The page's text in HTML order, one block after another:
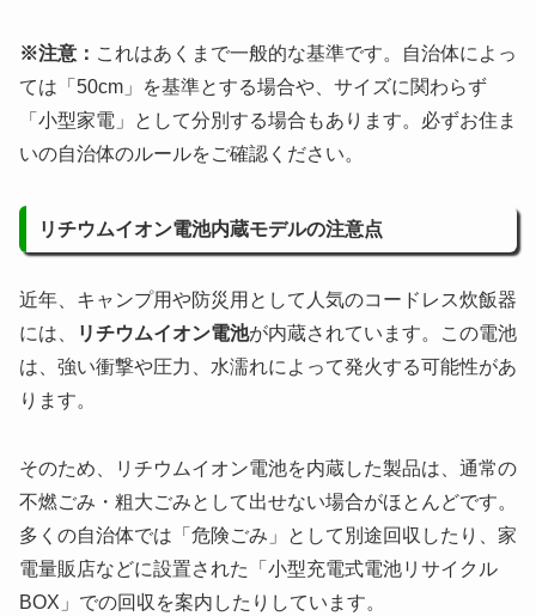
※注意： これはあくまで一般的な基準です。自治体によっ
ては「50cm」を基準とする場合や、サイズに関わらず
「小型家電」として分別する場合もあります。必ずお住ま
いの自治体のルールをご確認ください。
リチウムイオン電池内蔵モデルの注意点
近年、キャンプ用や防災用として人気のコードレス炊飯器
には、
リチウムイオン電池が内蔵されています。この電池
は、強い衝撃や圧力、水濡れによって発火する可能性があ
ります。
そのため、リチウムイオン電池を内蔵した製品は、通常の
不燃ごみ・粗大ごみとして出せない場合がほとんどです。
多くの自治体では「危険ごみ」として別途回収したり、家
電量販店などに設置された「小型充電式電池リサイクル
BOX」での回収を案内したりしています。